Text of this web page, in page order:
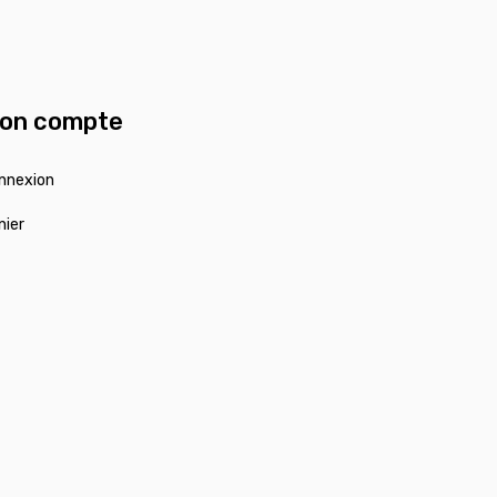
compte